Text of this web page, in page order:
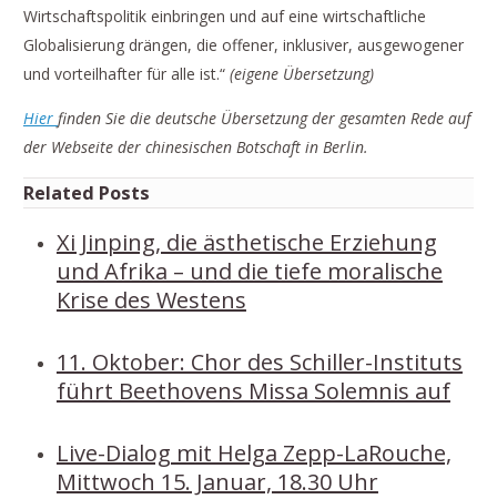
Wirtschaftspolitik einbringen und auf eine wirtschaftliche
Globalisierung drängen, die offener, inklusiver, ausgewogener
und vorteilhafter für alle ist.“ (eigene Übersetzung)
Hier finden Sie die deutsche Übersetzung der gesamten Rede auf
der Webseite der chinesischen Botschaft in Berlin.
Related Posts
Xi Jinping, die ästhetische Erziehung
und Afrika – und die tiefe moralische
Krise des Westens
11. Oktober: Chor des Schiller-Instituts
führt Beethovens Missa Solemnis auf
Live-Dialog mit Helga Zepp-LaRouche,
Mittwoch 15. Januar, 18.30 Uhr